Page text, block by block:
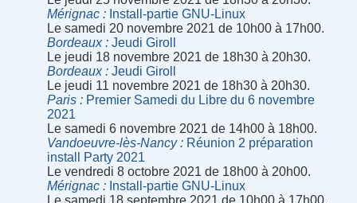
Mérignac
Install-partie GNU-Linux
Le samedi 20 novembre 2021 de 10h00 à 17h00.
Bordeaux
Jeudi Giroll
Le jeudi 18 novembre 2021 de 18h30 à 20h30.
Bordeaux
Jeudi Giroll
Le jeudi 11 novembre 2021 de 18h30 à 20h30.
Paris
Premier Samedi du Libre du 6 novembre
2021
Le samedi 6 novembre 2021 de 14h00 à 18h00.
Vandoeuvre-lès-Nancy
Réunion 2 préparation
install Party 2021
Le vendredi 8 octobre 2021 de 18h00 à 20h00.
Mérignac
Install-partie GNU-Linux